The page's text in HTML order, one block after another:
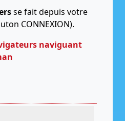
se fait depuis votre
CONNEXION).
naviguant